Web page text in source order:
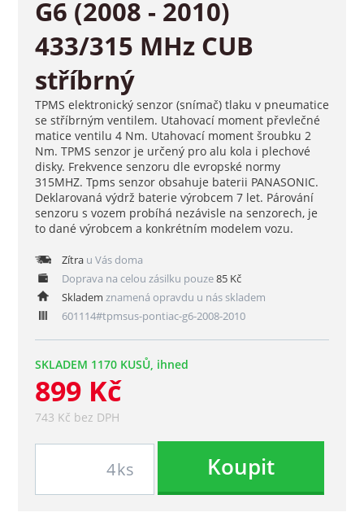
G6 (2008 - 2010)
433/315 MHz CUB
stříbrný
TPMS elektronický senzor (snímač) tlaku v pneumatice
se stříbrným ventilem. Utahovací moment převlečné
matice ventilu 4 Nm. Utahovací moment šroubku 2
Nm. TPMS senzor je určený pro alu kola i plechové
disky. Frekvence senzoru dle evropské normy
315MHZ. Tpms senzor obsahuje baterii PANASONIC.
Deklarovaná výdrž baterie výrobcem 7 let. Párování
senzoru s vozem probíhá nezávisle na senzorech, je
to dané výrobcem a konkrétním modelem vozu.
Zítrau Vás doma
Doprava na celou zásilku pouze85 Kč
Skladem znamená opravdu u nás skladem
601114#tpmsus-pontiac-g6-2008-2010
SKLADEM 1170 KUSŮ, ihned
899 Kč
743 Kč bez DPH
ks Koupit